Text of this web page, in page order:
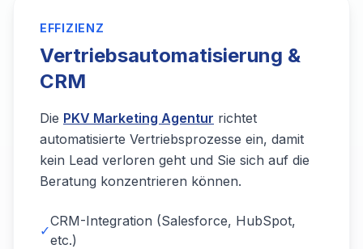
EFFIZIENZ
Vertriebsautomatisierung &
CRM
Die PKV Marketing Agentur richtet
automatisierte Vertriebsprozesse ein, damit
kein Lead verloren geht und Sie sich auf die
Beratung konzentrieren können.
✓
CRM-Integration (Salesforce, HubSpot,
etc.)